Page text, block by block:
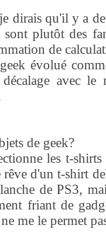
dirais qu'il y a
plutôt des
de
évolué
avec le
de geek?
les t-
d'un t-shirt
de PS3,
friant de
me le permet